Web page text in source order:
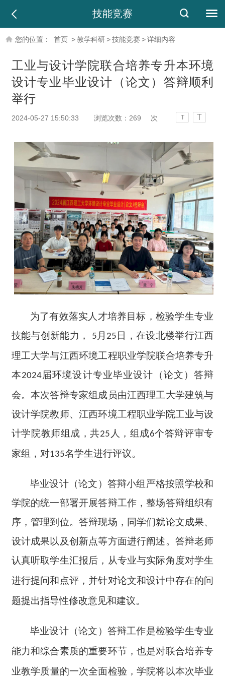
技能竞赛
您的位置： 首页 >教学科研>技能竞赛>详细内容
工业与设计学院联合培养专升本环境
设计专业毕业设计（论文）答辩顺利
举行
2024-05-27 15:50:33 浏览次数： 269 次 T T
为了有效落实人才培养目标，检验学生专业
技能与创新能力，
5 月 25 日，在设北楼举行江西
理工大学与江西环境工程职业学院联合培养专升
本2024届环境设计专业毕业设计（论文）答辩
会。本次答辩专家组成员由江西理工大学建筑与
设计学院教师、江西环境工程职业学院工业与设
计学院教师组成，共25 人，组成6个答辩评审专
家组，对135名学生进行评议。
毕业设计（论文）答辩小组严格按照学校和
学院的统一部署开展答辩工作，整场答辩组织有
序，管理到位。答辩现场，同学们就论文成果、
设计成果以及创新点等方面进行阐述。答辩老师
认真听取学生汇报后， 从专业与实际角度对学生
进行提问和点评，并针对论文和设计中存在的问
题提出指导性修改意见和建议。
毕业设计（论文）答辩工作是检验学生专业
能力和综合素质的重要环节，也是对联合培养专
业教学质量的一次全面检验，学院将以本次毕业